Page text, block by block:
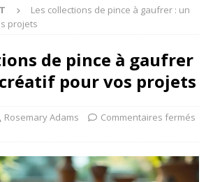
Les collections de pince à gaufrer : un
projets
de pince à gaufrer
pour vos projets
Rosemary Adams Commentaires fermés